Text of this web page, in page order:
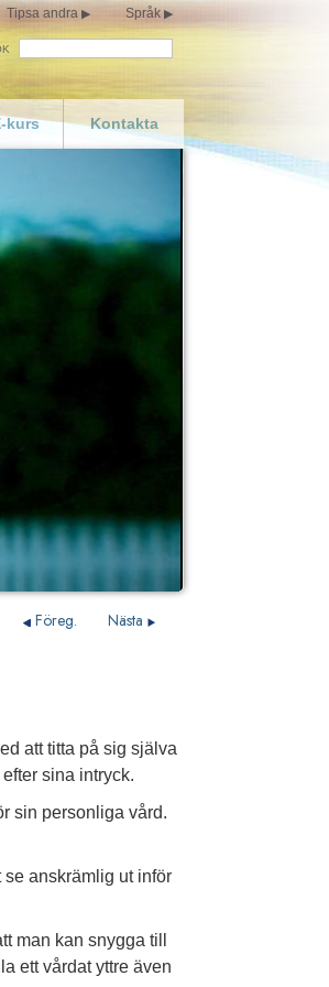
Tipsa andra Språk
kurs Kontakta
Nästa
Föreg.
att titta på sig själva
sina intryck.
sin personliga vård.
anskrämlig ut inför
man kan snygga till
ett vårdat yttre även